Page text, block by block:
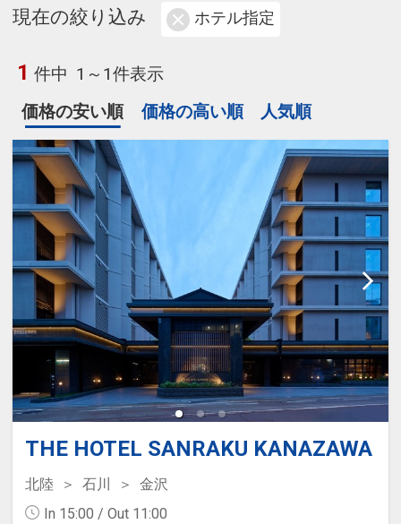
現在の絞り込み ホテル指定
1 件中 1～1件表示
価格の安い順
価格の高い順 人気順
THE HOTEL SANRAKU KANAZAWA
北陸 石川
金沢
In 15:00 / Out 11:00